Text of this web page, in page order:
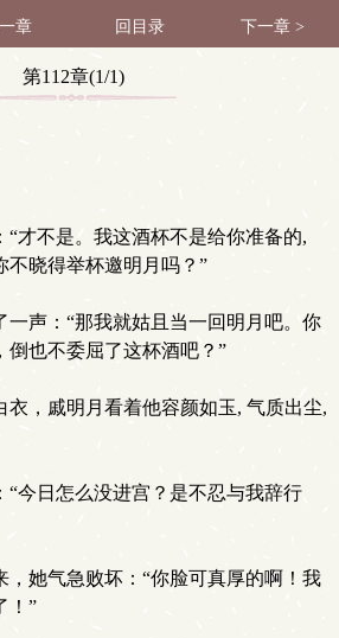
章 回目录 下一章 >
第112章(1/1)
“才不是。我这酒杯不是给你准备的,
不晓得举杯邀明月吗？”
一声：“那我就姑且当一回明月吧。你
倒也不委屈了这杯酒吧？”
衣，戚明月看着他容颜如玉, 气质出尘,
“今日怎么没进宫？是不忍与我辞行
，她气急败坏：“你脸可真厚的啊！我
！”